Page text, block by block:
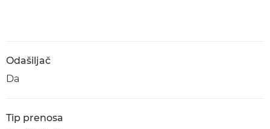
Odašiljač
Da
Tip prenosa